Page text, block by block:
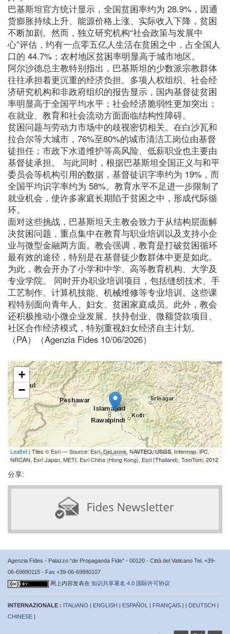
巴基斯坦官方统计显示，全国贫困率约为 28.9%，因通
货膨胀持续上升、能源价格上涨、实际收入下降，贫困
不断加剧。然而，独立研究机构“社会政策与发展中
心”评估，约有一点零五亿人生活在贫困之中，占全国人
口的 44.7%；农村地区贫困率明显高于城市地区。
阿尔沙德总主教特别指出，巴基斯坦的少数派宗教群体
往往承担着更沉重的经济负担。多项人权组织、社会经
济研究机构和非政府组织的报告显示，国内基督徒贫困
率明显高于全国平均水平；社会经济脆弱性更加突出；
在就业、教育和社会流动方面面临结构性障碍。
贫困问题与劳动力市场中的歧视密切相关。在白沙瓦和
拉合尔等大城市，76%至80%的城市清洁工岗位由基督
徒担任；市政下水道维护等高风险、低薪职业也主要由
基督徒承担。 与此同时，根据巴基斯坦全国正义与和平
委员会等机构引用的数据，基督徒识字率约为 19%，而
全国平均识字率约为 58%。教育水平不足进一步限制了
就业机会，使许多家庭长期陷于贫困之中，形成代际循
环。
面对这些挑战，巴基斯坦天主教会致力于从结构层面解
决贫困问题，重点集中在教育与职业培训以及支持小企
业与微型金融两方面。教会强调，教育是打破贫困循环
最有效的途径，特别是在基督徒少数群体中更是如此。
为此，教会开办了小学和中学、高等教育机构、大学及
专业学院。 同时开办职业培训项目，包括缝纫技术、手
工艺制作、计算机技能、机械维修等专业培训。这些课
程特别面向青年人、妇女、贫困家庭成员。此外，教会
还积极推动小微企业发展、扶持创业、微额贷款项目、
社区合作经济模式，特别重视妇女经济自主计划。
（PA）（Agenzia Fides 10/06/2026）
+
−
Leaflet | Tiles © Esri — Source: Esri, DeLorme, NAVTEQ, USGS, Intermap, iPC,
NRCAN, Esri Japan, METI, Esri China (Hong Kong), Esri (Thailand), TomTom, 2012
分享:
Agenzia Fides - Palazzo “de Propaganda Fide” - 00120 - Città del Vaticano Tel. +39-
06-69880115 - Fax +39-06-69880107
网上内容发表在 知识共享署名 4.0 国际许可协议
INTERNAZIONALE : ITALIANO | ENGLISH | ESPAÑOL | FRANÇAIS | | DEUTSCH |
CHINESE |